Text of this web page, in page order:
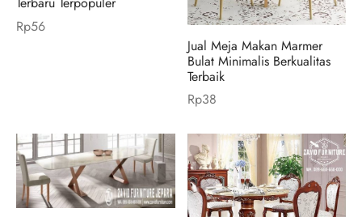
Rp56
Jual Meja Makan Marmer
Bulat Minimalis Berkualitas
Terbaik
Rp38